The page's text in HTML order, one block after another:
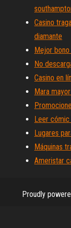
Casino
diamante
Mejor
No
Casino en
Mara
Leer cómic
Lugares
Máquinas
Ameristar
Proudly